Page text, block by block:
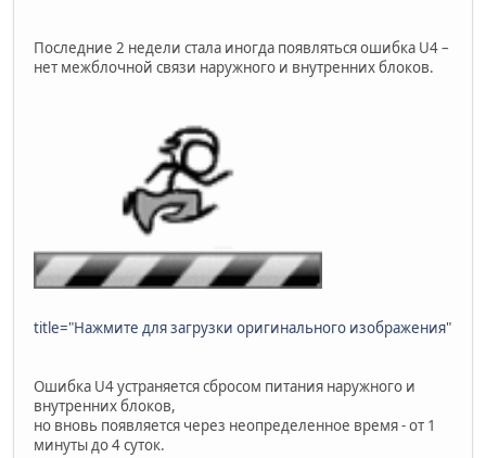
Последние 2 недели стала иногда появляться ошибка U4 –
нет межблочной связи наружного и внутренних блоков.
title="Нажмите для загрузки оригинального изображения"
Ошибка U4 устраняется сбросом питания наружного и
внутренних блоков,
но вновь появляется через неопределенное время - от 1
минуты до 4 суток.